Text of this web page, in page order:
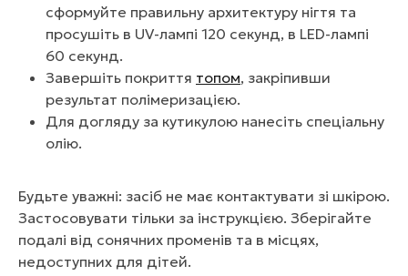
сформуйте правильну архитектуру нігтя та
просушіть в UV-лампі 120 секунд, в LED-лампі
60 секунд.
Завершіть покриття топом, закріпивши
результат полімеризацією.
Для догляду за кутикулою нанесіть спеціальну
олію.
Будьте уважні: засіб не має контактувати зі шкірою.
Застосовувати тільки за інструкцією. Зберігайте
подалі від сонячних променів та в місцях,
недоступних для дітей.